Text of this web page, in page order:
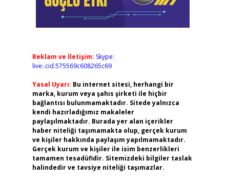
Reklam ve İletişim: Skype:
live:.cid.575569c608265c69
Yasal Uyarı: Bu internet sitesi, herhangi bir
marka, kurum veya şahıs şirketi ile hiçbir
bağlantısı bulunmamaktadır. Sitede yalnızca
kendi hazırladığımız makaleler
paylaşılmaktadır. Burada yer alan içerikler
haber niteliği taşımamakta olup, gerçek kurum
ve kişiler hakkında paylaşım yapılmamaktadır.
Gerçek kurum ve kişiler ile isim benzerlikleri
tamamen tesadüfidir. Sitemizdeki bilgiler taslak
halindedir ve tavsiye niteliği taşımazlar.